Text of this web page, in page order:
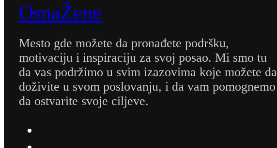
OsnaŽene
Mesto gde možete da pronađete podršku,
motivaciju i inspiraciju za svoj posao. Mi smo tu
da vas podržimo u svim izazovima koje možete da
doživite u svom poslovanju, i da vam pomognemo
da ostvarite svoje ciljeve.